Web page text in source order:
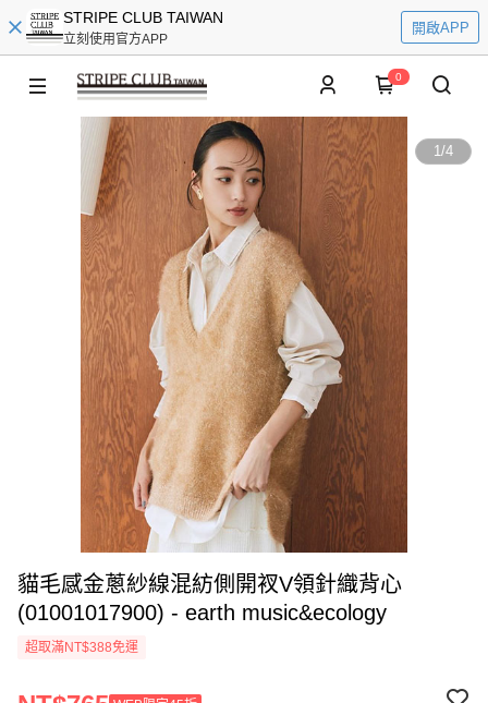
STRIPE CLUB TAIWAN
立刻使用官方APP
開啟APP
0
1/4
貓毛感金蔥紗線混紡側開衩V領針織背心
(01001017900) - earth music&ecology
超取滿NT$388免運